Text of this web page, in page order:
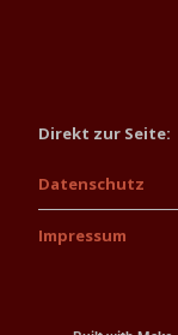
Direkt zur Seite:
Datenschutz
Impressum